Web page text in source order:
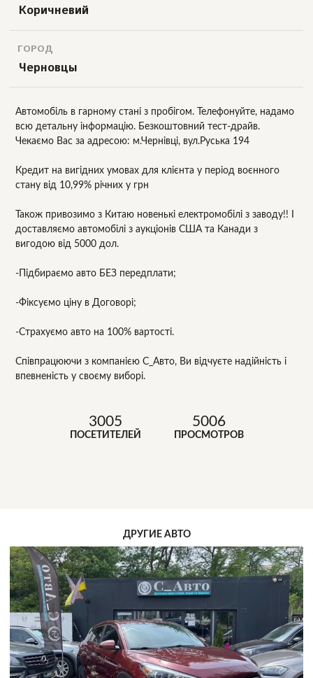
Коричневий
ГОРОД
Черновцы
Автомобіль в гарному стані з пробігом. Телефонуйте, надамо
всю детальну інформацію. Безкоштовний тест-драйв.
Чекаємо Вас за адресою: м.Чернівці, вул.Руська 194
Кредит на вигідних умовах для клієнта у період воєнного
стану від 10,99% річних у грн
Також привозимо з Китаю новенькі електромобілі з заводу!! І
доставляємо автомобілі з аукціонів США та Канади з
вигодою від 5000 дол.
-Підбираємо авто БЕЗ передплати;
-Фіксуємо ціну в Договорі;
-Страхуємо авто на 100% вартості.
Співпрацюючи з компанією С_Авто, Ви відчуєте надійність і
впевненість у своєму виборі.
3005
ПОСЕТИТЕЛЕЙ
5006
ПРОСМОТРОВ
ДРУГИЕ АВТО